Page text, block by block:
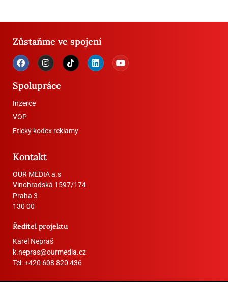
Zůstaňme ve spojení
Spolupráce
Inzerce
VOP
Etický kodex reklamy
Kontakt
OUR MEDIA a.s
Vinohradská 1597/174
Praha 3
130 00
Ředitel projektu
Karel Nepraš
k.nepras@ourmedia.cz
Tel:+420 608 820 436